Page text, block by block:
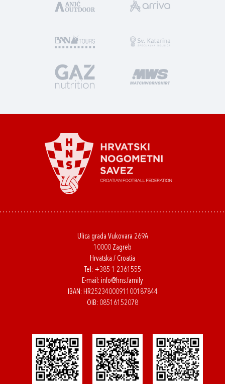
Ulica grada Vukovara 269A
10000 Zagreb
Hrvatska / Croatia
Tel: +385 1 2361555
E-mail: info@hns.family
IBAN: HR2523400091100187844
OIB: 08516152078